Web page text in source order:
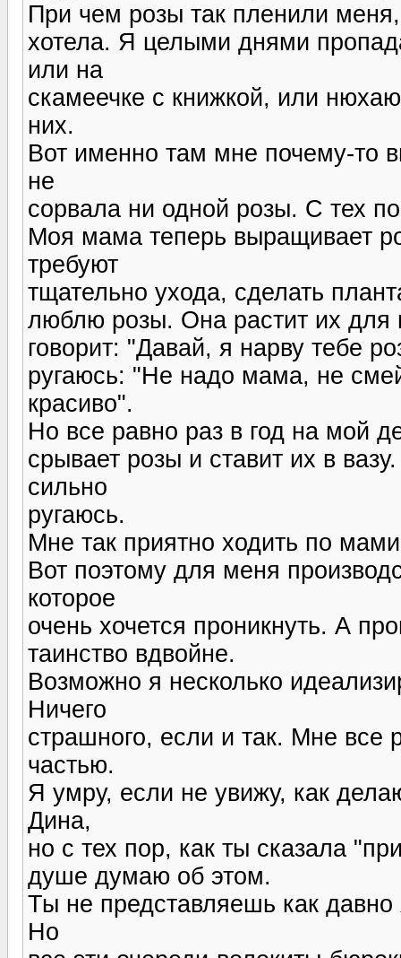
При чем розы так пленили
хотела. Я целыми днями
или на
скамеечке с книжкой, или
них.
Вот именно там мне почему-то
не
сорвала ни одной розы. С тех
Моя мама теперь выращивает
требуют
тщательно ухода, сделать
люблю розы. Она растит их для
говорит: "Давай, я нарву тебе
ругаюсь: "Не надо мама, не смей
красиво".
Но все равно раз в год на мой
срывает розы и ставит их в
сильно
ругаюсь.
Мне так приятно ходить по
Вот поэтому для меня
которое
очень хочется проникнуть. А
таинство вдвойне.
Возможно я несколько
Ничего
страшного, если и так. Мне все
частью.
Я умру, если не увижу, как
Дина,
но с тех пор, как ты сказала
душе думаю об этом.
Ты не представляешь как давно
Но